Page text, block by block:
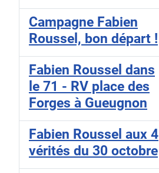
Campagne Fabien
Roussel, bon départ !
Fabien Roussel dans
le 71 - RV place des
Forges à Gueugnon
Fabien Roussel aux 4
vérités du 30 octobre